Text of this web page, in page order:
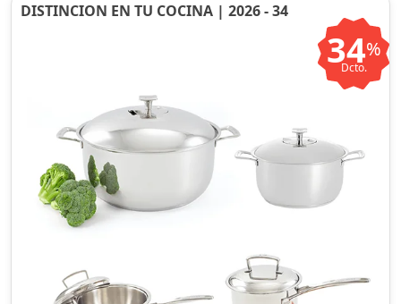
DISTINCION EN TU COCINA | 2026 - 34
34%
Dcto.